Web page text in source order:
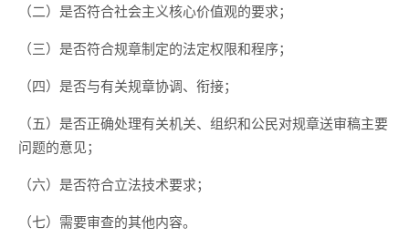
（二）是否符合社会主义核心价值观的要求；
（三）是否符合规章制定的法定权限和程序；
（四）是否与有关规章协调、衔接；
（五）是否正确处理有关机关、组织和公民对规章送审稿主要
问题的意见；
（六）是否符合立法技术要求；
（七）需要审查的其他内容。